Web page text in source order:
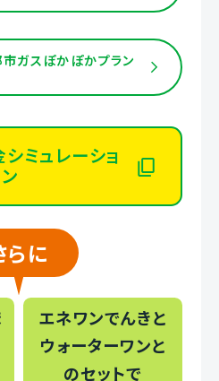
市ガスぽかぽかプラン
ミュレーショ
ン
らに
エネワンでんきと
ウォーターワンと
のセットで